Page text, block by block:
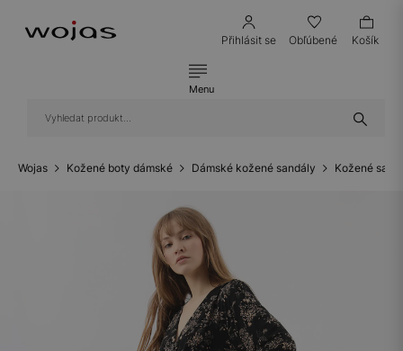
Přihlásit se Obľúbené Košík
Menu
Wojas Kožené boty dámské Dámské kožené sandály Kožené